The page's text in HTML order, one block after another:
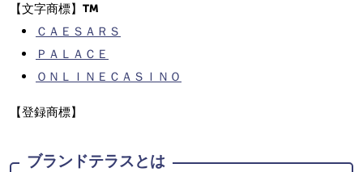
【文字商標】
ＣＡＥＳＡＲＳ
ＰＡＬＡＣＥ
ＯＮＬＩＮＥＣＡＳＩＮＯ
【登録商標】
ブランドテラスとは